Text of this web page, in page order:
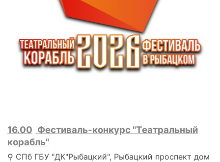
16.00 Фестиваль-конкурс "Театральный
корабль"
⚲ СПб ГБУ "ДК"Рыбацкий", Рыбацкий проспект дом